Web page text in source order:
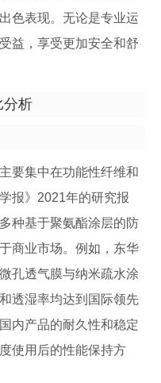
色表现。无论是专业运
益，享受更加安全和舒
分析
要集中在功能性纤维和
报》2021年的研究报
种基于聚氨酯涂层的防
商业市场。例如，东华
孔透气膜与纳米疏水涂
透湿率均达到国际领先
内产品的耐久性和稳定
使用后的性能保持方